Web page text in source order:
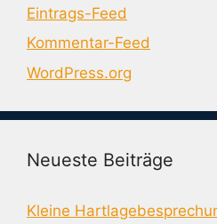
Eintrags-Feed
Kommentar-Feed
WordPress.org
Neueste Beiträge
Kleine